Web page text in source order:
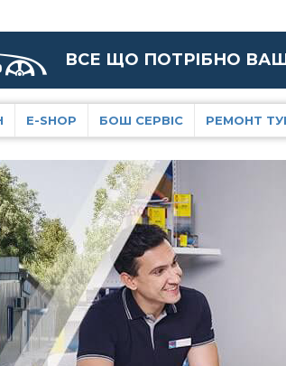
ВСЕ ЩО ПОТРІБНО
E-SHOP БОШ СЕРВІС РЕМОНТ